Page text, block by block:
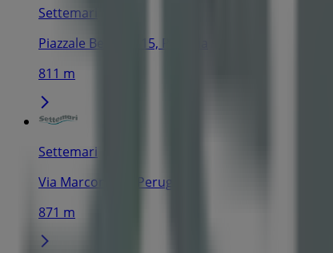
Settemari
Piazzale Bellucci, 15, Perugia
811 m
Settemari
Via Marconi, 51, Perugia
871 m